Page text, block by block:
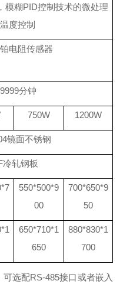
模糊PID控制技术的微处理
度控制
电阻传感器
分钟
750W 1200W
镜面不锈钢
冷轧钢板
550*500*9
00
700*650*9
50
650*710*1
650
880*830*1
700
选配RS-485接口或者嵌入